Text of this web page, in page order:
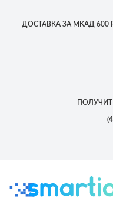
ДОСТАВКА ЗА МКАД 600